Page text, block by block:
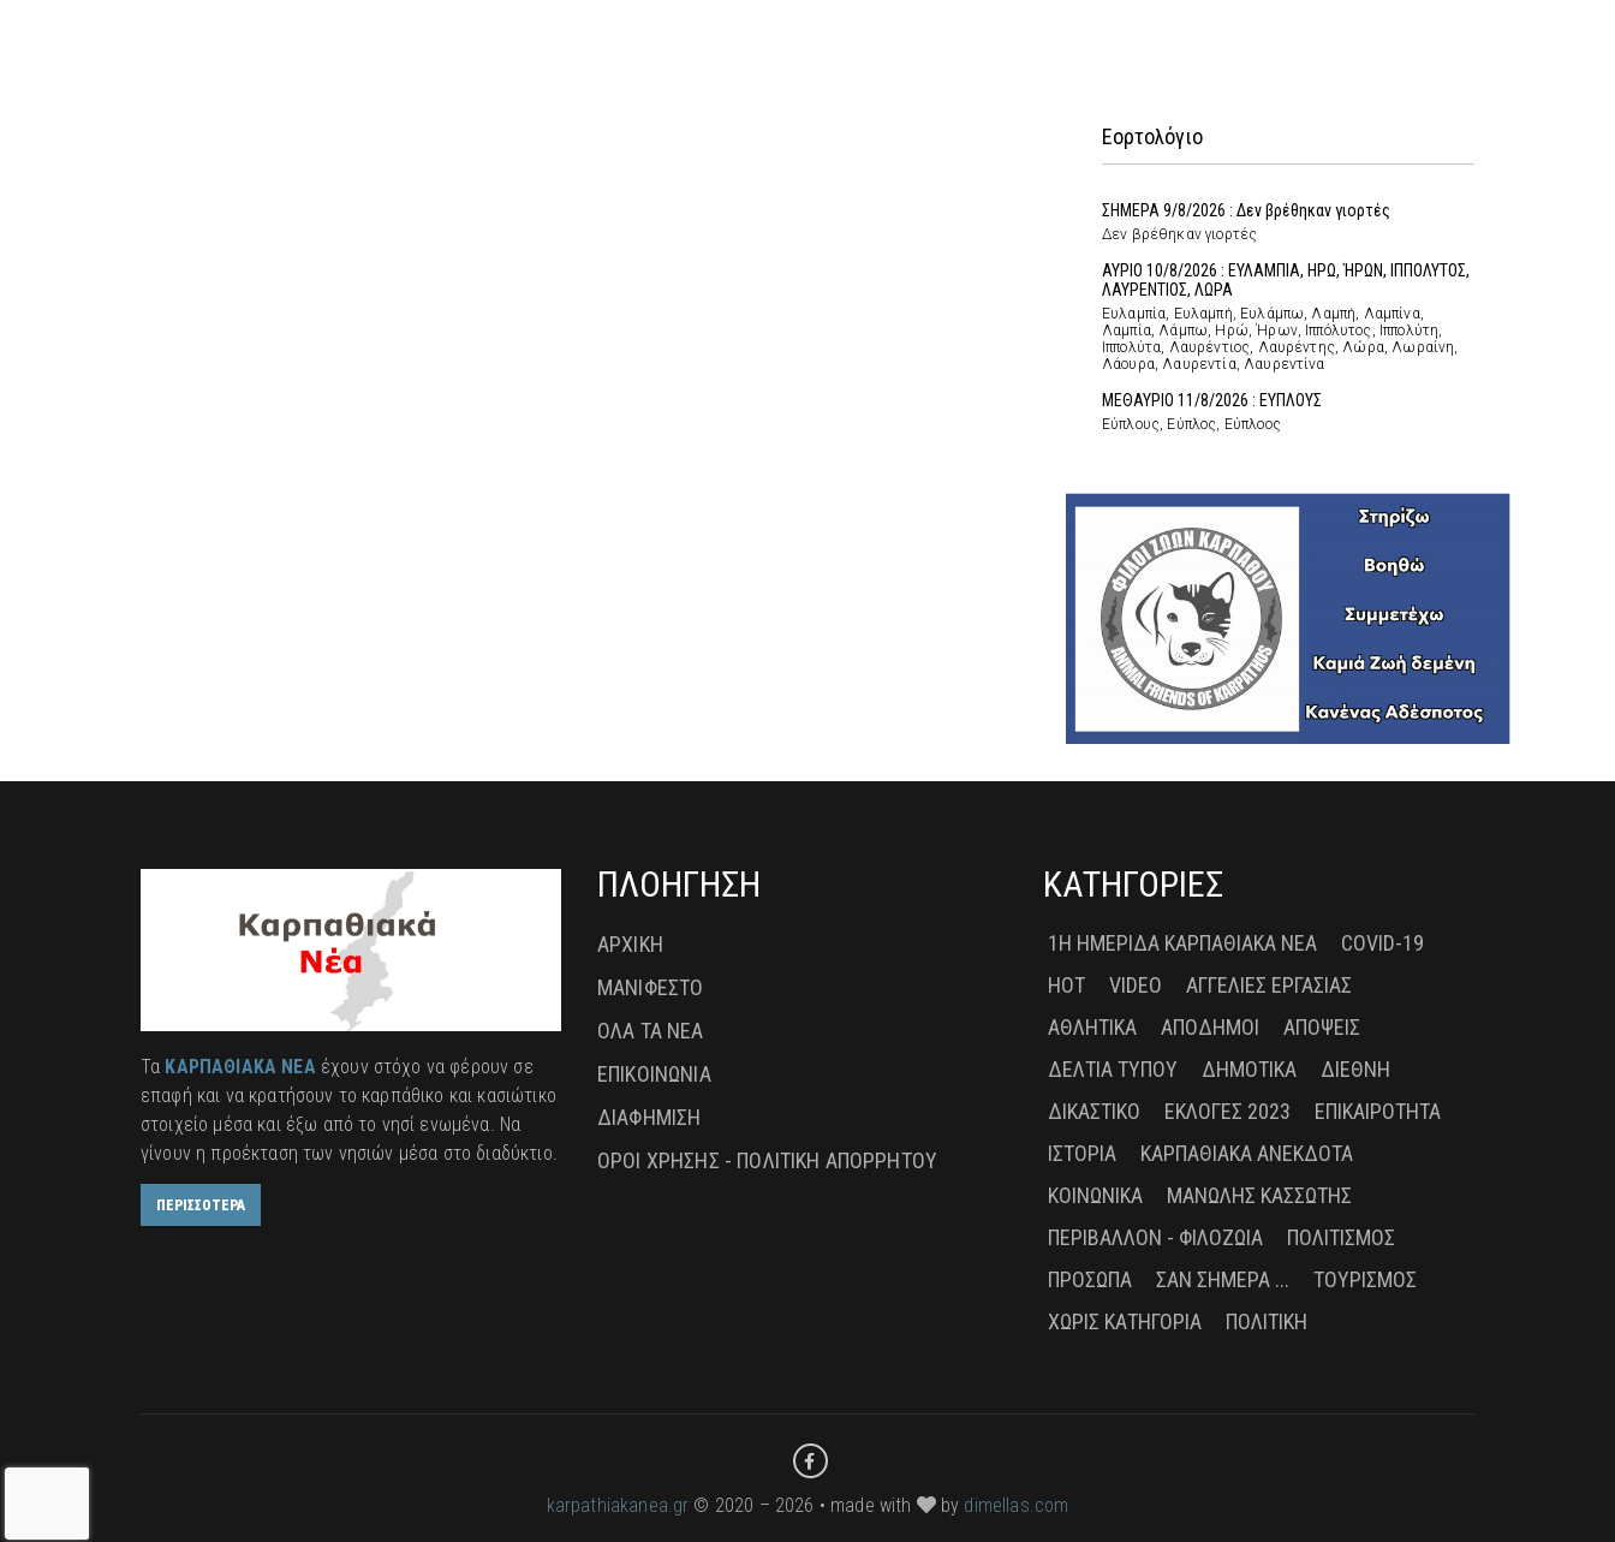
Εορτολόγιο
ΣΗΜΕΡΑ 9/8/2026 : Δεν βρέθηκαν γιορτές
Δεν βρέθηκαν γιορτές
ΑΥΡΙΟ 10/8/2026 : ΕΥΛΑΜΠΙΑ, ΗΡΩ, ΉΡΩΝ, ΙΠΠΟΛΥΤΟΣ,
ΛΑΥΡΕΝΤΙΟΣ, ΛΩΡΑ
Ευλαμπία, Ευλαμπή, Ευλάμπω, Λαμπή, Λαμπίνα,
Λαμπία, Λάμπω, Ηρώ, Ήρων, Ιππόλυτος, Ιππολύτη,
Ιππολύτα, Λαυρέντιος, Λαυρέντης, Λώρα, Λωραίνη,
Λάουρα, Λαυρεντία, Λαυρεντίνα
ΜΕΘΑΥΡΙΟ 11/8/2026 : ΕΥΠΛΟΥΣ
Εύπλους, Εύπλος, Εύπλοος
Τα ΚΑΡΠΑΘΙΑΚΑ ΝΕΑέχουν στόχο να φέρουν σε
επαφή και να κρατήσουν το καρπάθικο και κασιώτικο
στοιχείο μέσα και έξω από το νησί ενωμένα. Να
γίνουν η προέκταση των νησιών μέσα στο διαδύκτιο.
ΠΕΡΙΣΣΟΤΕΡΑ
ΠΛΟΗΓΗΣΗ
ΑΡΧΙΚΗ
ΜΑΝΙΦΕΣΤΟ
ΟΛΑ ΤΑ ΝΕΑ
ΕΠΙΚΟΙΝΩΝΙΑ
ΔΙΑΦΗΜΙΣΗ
ΟΡΟΙ ΧΡΗΣΗΣ - ΠΟΛΙΤΙΚΗ ΑΠΟΡΡΗΤΟΥ
ΚΑΤΗΓΟΡΙΕΣ
1Η ΗΜΕΡΊΔΑ ΚΑΡΠΑΘΙΑΚΆ ΝΈΑ
COVID-19
HOT
VIDEO
ΑΓΓΕΛΊΕΣ ΕΡΓΑΣΊΑΣ
ΑΘΛΗΤΙΚΆ
ΑΠΌΔΗΜΟΙ
ΑΠΌΨΕΙΣ
ΔΕΛΤΊΑ ΤΎΠΟΥ
ΔΗΜΟΤΙΚΆ
ΔΙΕΘΝΉ
ΔΙΚΑΣΤΙΚΌ
ΕΚΛΟΓΈΣ 2023
ΕΠΙΚΑΙΡΌΤΗΤΑ
ΙΣΤΟΡΊΑ
ΚΑΡΠΑΘΙΑΚΆ ΑΝΈΚΔΟΤΑ
ΚΟΙΝΩΝΙΚΆ
ΜΑΝΏΛΗΣ ΚΑΣΣΏΤΗΣ
ΠΕΡΙΒΆΛΛΟΝ - ΦΙΛΟΖΩΊΑ
ΠΟΛΙΤΙΣΜΌΣ
ΠΡΌΣΩΠΑ
ΣΑΝ ΣΉΜΕΡΑ ...
ΤΟΥΡΙΣΜΌΣ
ΧΩΡΊΣ ΚΑΤΗΓΟΡΊΑ
ΠΟΛΙΤΙΚΉ
karpathiakanea.gr © 2020 – 2026 • made with by dimellas.com